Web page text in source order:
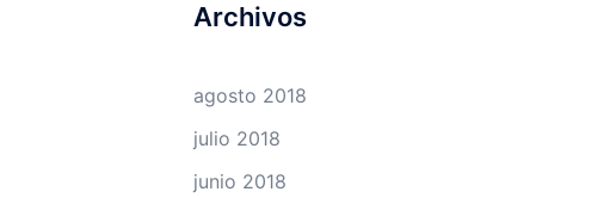
Archivos
agosto 2018
julio 2018
junio 2018